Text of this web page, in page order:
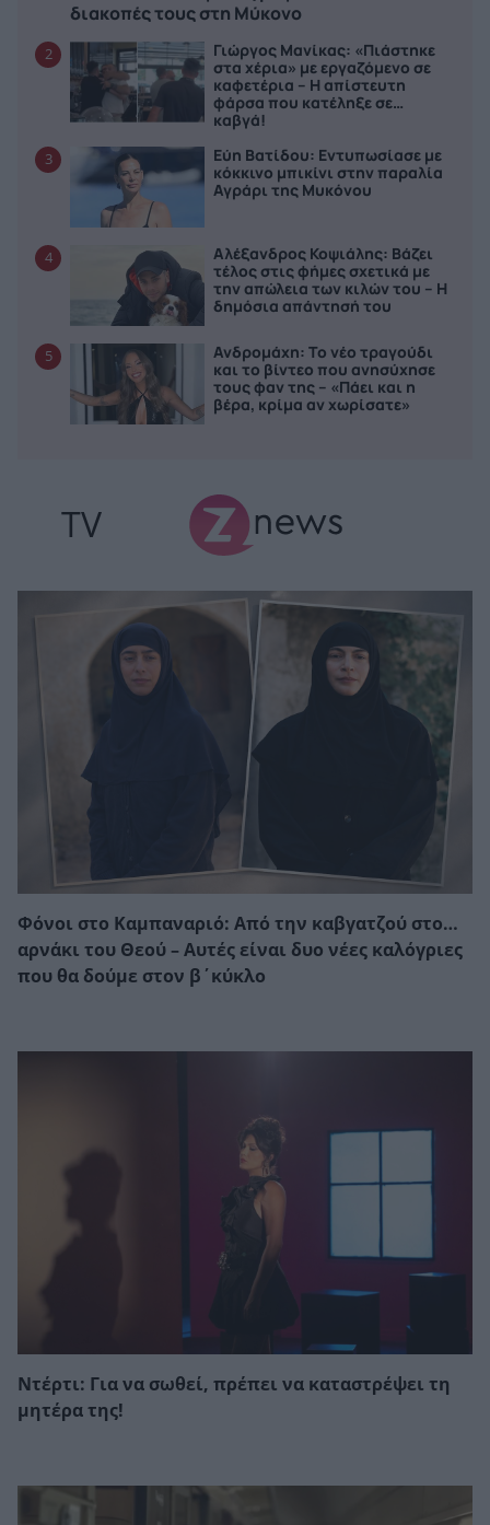
διακοπές τους στη Μύκονο
2
Γιώργος Μανίκας: «Πιάστηκε
στα χέρια» με εργαζόμενο σε
καφετέρια – Η απίστευτη
φάρσα που κατέληξε σε…
καβγά!
3
Εύη Βατίδου: Εντυπωσίασε με
κόκκινο μπικίνι στην παραλία
Αγράρι της Μυκόνου
4
Αλέξανδρος Κοψιάλης: Βάζει
τέλος στις φήμες σχετικά με
την απώλεια των κιλών του – Η
δημόσια απάντησή του
5
Ανδρομάχη: Το νέο τραγούδι
και το βίντεο που ανησύχησε
τους φαν της – «Πάει και η
βέρα, κρίμα αν χωρίσατε»
TV
Φόνοι στο Καμπαναριό: Από την καβγατζού στο…
αρνάκι του Θεού – Αυτές είναι δυο νέες καλόγριες
που θα δούμε στον β΄κύκλο
Ντέρτι: Για να σωθεί, πρέπει να καταστρέψει τη
μητέρα της!